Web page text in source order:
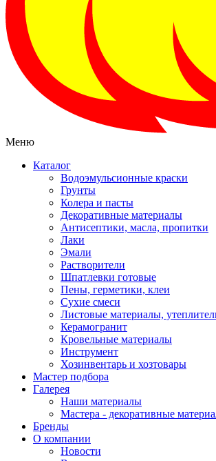
Меню
Каталог
Водоэмульсионные краски
Грунты
Колера и пасты
Декоративные материалы
Антисептики, масла, пропитки
Лаки
Эмали
Растворители
Шпатлевки готовые
Пены, герметики, клеи
Сухие смеси
Листовые материалы,
Керамогранит
Кровельные материалы
Инструмент
Хозинвентарь и хозтовары
Мастер подбора
Галерея
Наши материалы
Мастера - декоративные
Бренды
О компании
Новости